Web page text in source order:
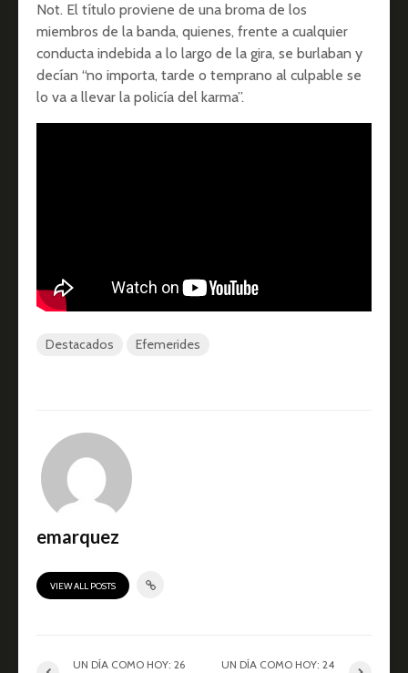
Not. El título proviene de una broma de los
miembros de la banda, quienes, frente a cualquier
conducta indebida a lo largo de la gira, se burlaban y
decían “no importa, tarde o temprano al culpable se
lo va a llevar la policía del karma”.
Destacados Efemerides
emarquez
VIEW ALL POSTS
UN DÍA COMO HOY: 26
UN DÍA COMO HOY: 24